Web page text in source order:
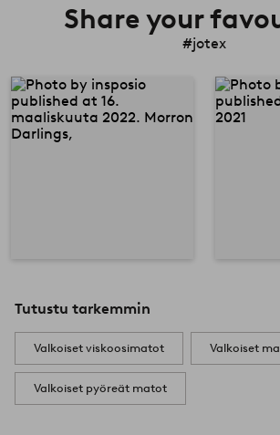
Share your
#jotex
Tutustu tarkemmin
Valkoiset viskoosimatot Valkoiset
Valkoiset pyöreät matot